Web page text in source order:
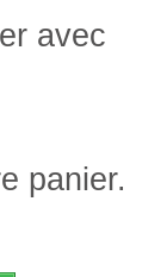
avec
panier.